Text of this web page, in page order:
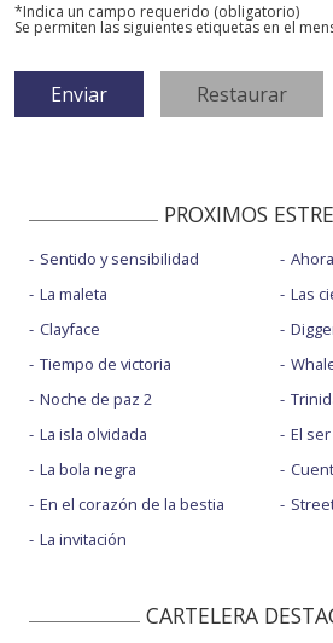
*Indica un campo requerido (obligatorio)
Se permiten las siguientes etiquetas en el
PROXIMOS
Sentido y sensibilidad
La maleta
Clayface
Tiempo de victoria
Noche de paz 2
La isla olvidada
La bola negra
En el corazón de la bestia
La invitación
Las
El
CARTELERA